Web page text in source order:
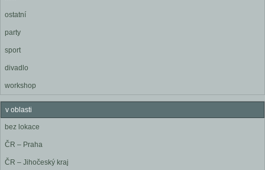
ostatní
party
sport
divadlo
workshop
v oblasti
bez lokace
ČR – Praha
ČR – Jihočeský kraj